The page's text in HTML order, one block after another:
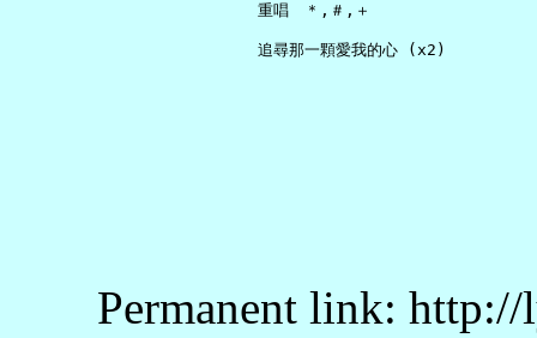
     重唱　＊,＃,＋
Permanent link: